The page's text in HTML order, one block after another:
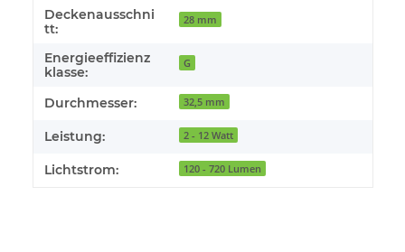
Deckenausschni
tt:
28 mm
Energieeffizienz
klasse:
G
Durchmesser: 32,5 mm
Leistung: 2 - 12 Watt
Lichtstrom: 120 - 720 Lumen